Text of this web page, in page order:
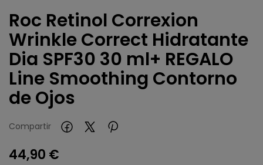
Roc Retinol Correxion
Wrinkle Correct Hidratante
Dia SPF30 30 ml+ REGALO
Line Smoothing Contorno
de Ojos
Compartir
44,90 €